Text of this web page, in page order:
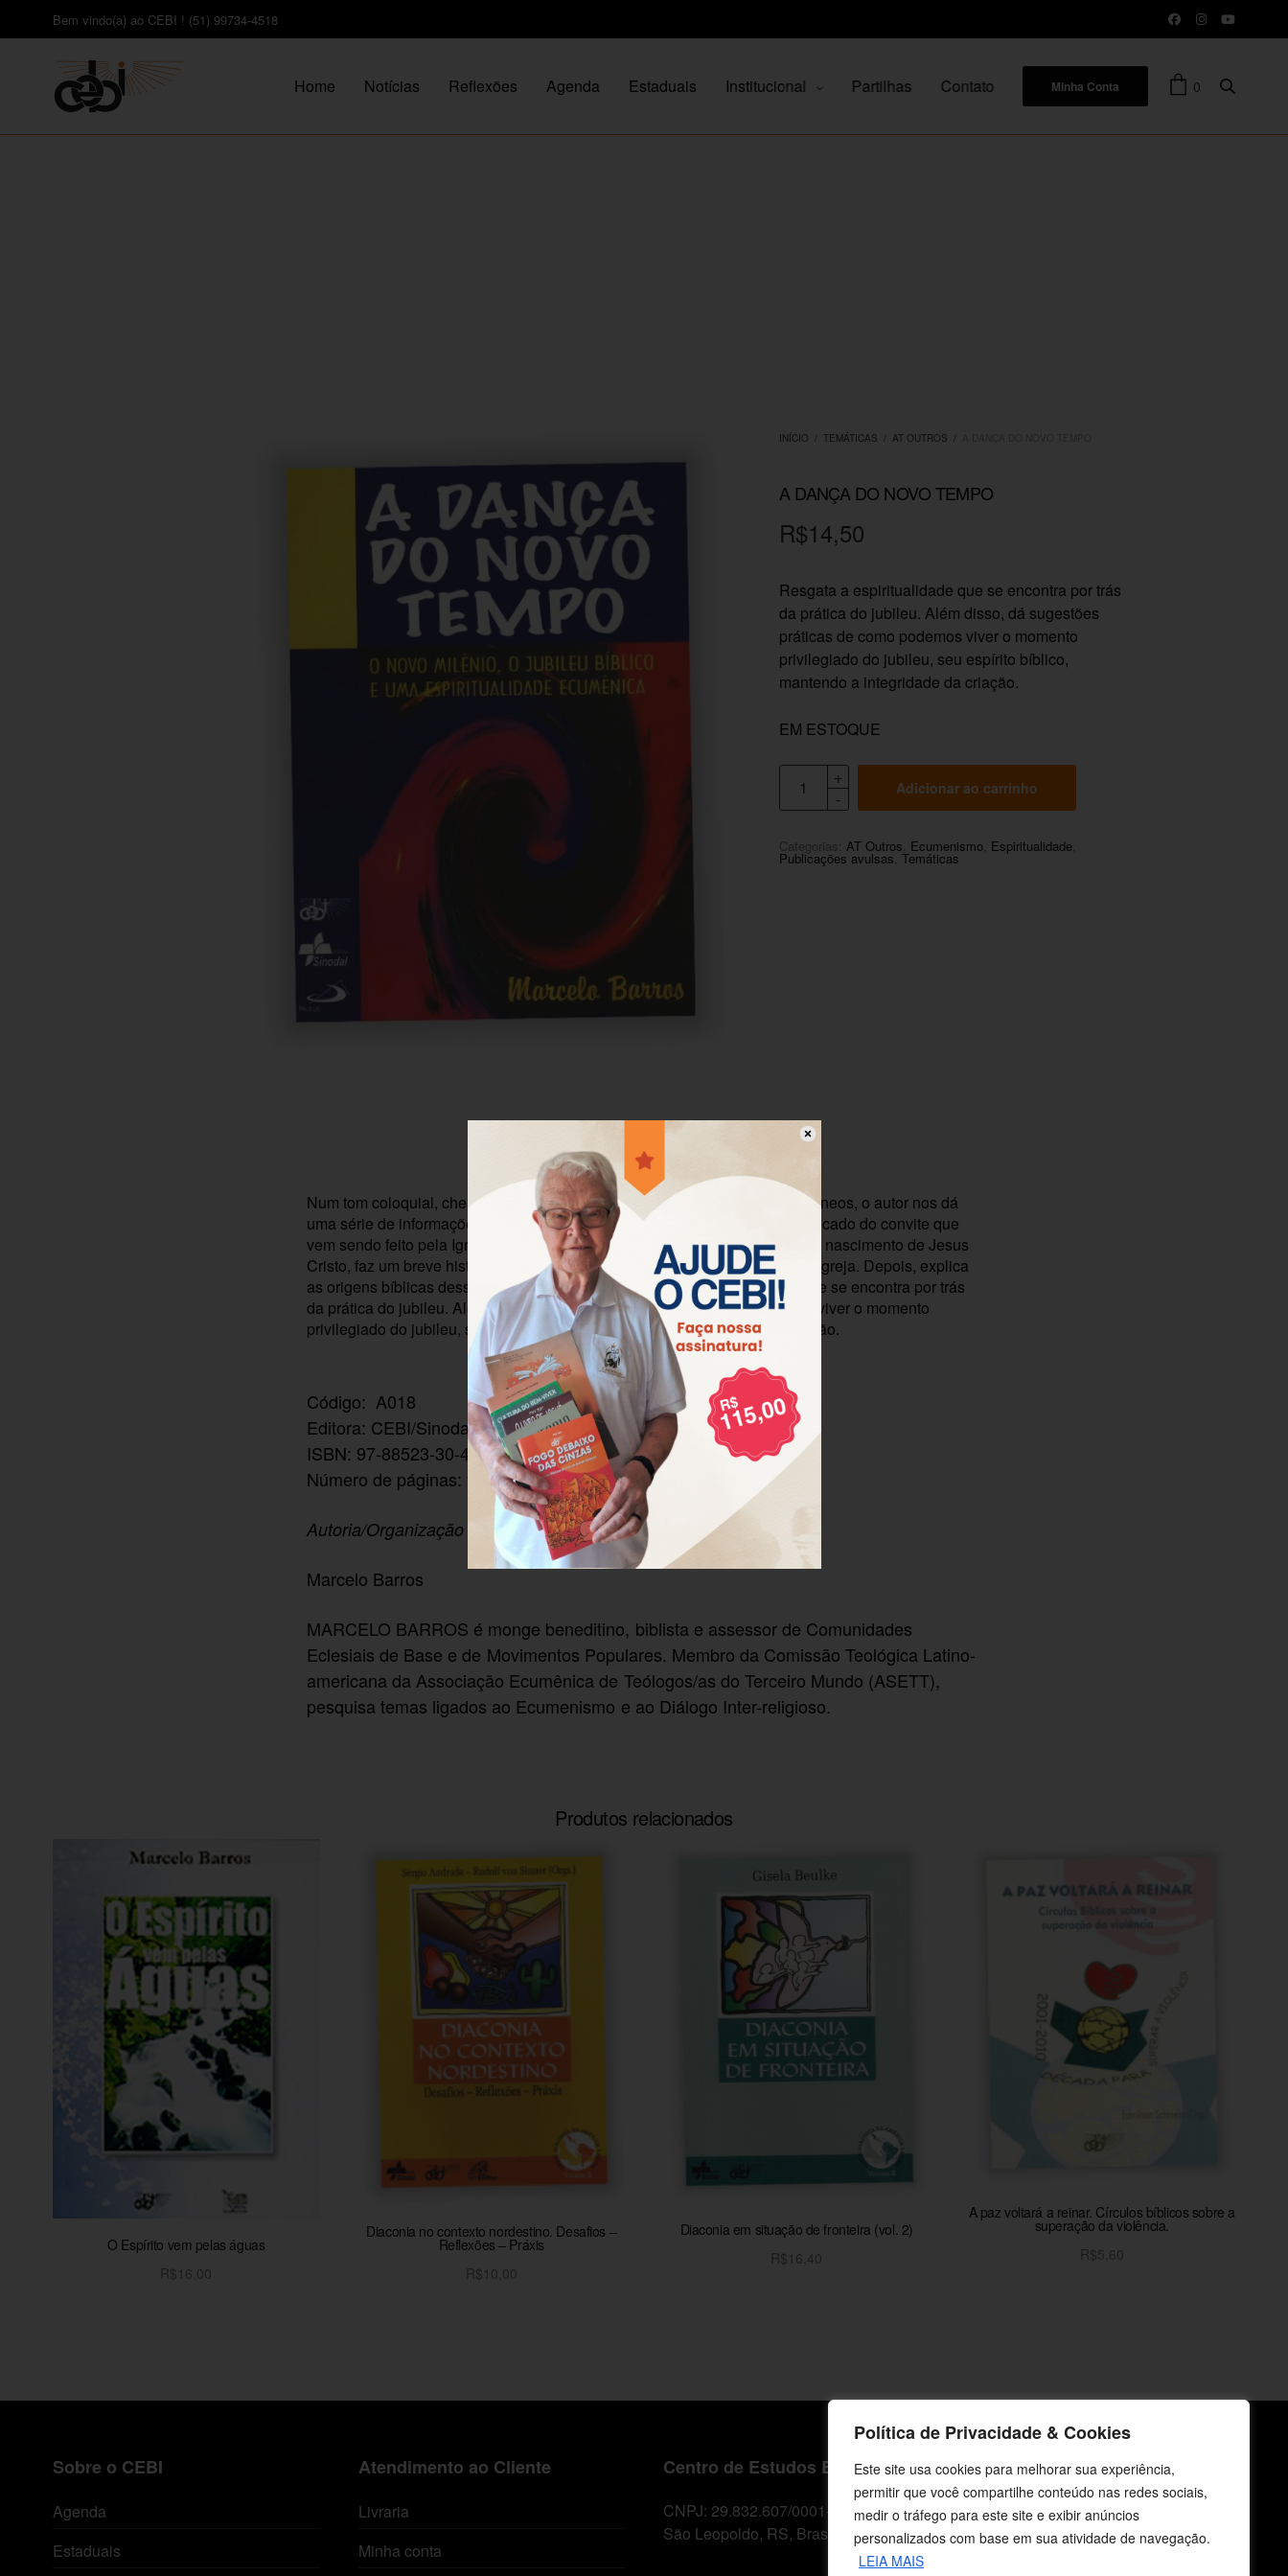
Política de Privacidade & Cookies
Este site usa cookies para melhorar sua experiência,
permitir que você compartilhe conteúdo nas redes sociais,
medir o tráfego para este site e exibir anúncios
personalizados com base em sua atividade de navegação.
LEIA MAIS
Bem vindo(a) ao CEBI ! (51) 99734-4518
Home Notícias Reflexões Agenda Estaduais Institucional Partilhas Contato Minha Conta 0
INÍCIO TEMÁTICAS AT OUTROS
A DANÇA DO NOVO TEMPO
R$14,50
Resgata a espiritualidade que se encontra por trás
da prática do jubileu. Além disso, dá sugestões
práticas de como podemos viver o momento
privilegiado do jubileu, seu espírito bíblico,
mantendo a integridade da criação.
EM ESTOQUE
Adicionar ao carrinho
Categorias:AT Outros Ecumenismo Espiritualidade
Publicações avulsas ,Temáticas
Informação adicional
Num tom coloquial, cheio de relatos de experiências e comentários espontâneos, o autor nos dá
uma série de informações sobre a festa do “jubileu”. Começando pelo significado do convite que
vem sendo feito pela Igreja Católica para a comemoração dos 2 mil anos do nascimento de Jesus
Cristo, faz um breve histórico de como essa prática se instaurou na vida da Igreja. Depois, explica
as origens bíblicas desse costume. A partir daí, resgata a espiritualidade que se encontra por trás
da prática do jubileu. Além disso, dá sugestões práticas de como podemos viver o momento
privilegiado do jubileu, seu espírito bíblico, mantendo a integridade da criação.
Código: A018
Editora: CEBI/Sinodal/Paulus
ISBN: 97-88523-30-4
Número de páginas: 92
Autoria/Organização
Marcelo Barros
MARCELO BARROS é monge beneditino, biblista e assessor de Comunidades
Eclesiais de Base e de Movimentos Populares. Membro da Comissão Teológica Latino-
americana da Associação Ecumênica de Teólogos/as do Terceiro Mundo (ASETT),
pesquisa temas ligados ao Ecumenismo e ao Diálogo Inter-religioso.
Produtos relacionados
O Espírito vem pelas águas
R$ 16,00
Diaconia no contexto nordestino. Desafios –
Reflexões – Práxis
R$ 10,00
Diaconia em situação de fronteira (vol. 2)
R$ 16,40
A paz voltará a reinar. Círculos bíblicos sobre a
superação da violência.
R$5,60
Sobre o CEBI
Agenda
Estaduais
Atendimento ao Cliente
Livraria
Minha conta
Centro de Estudos Bíblicos
CNPJ: 29.832.607/0001-10
São Leopoldo, RS, Brasil
Fale Conosco
E-mails
vendas@cebi.org.br